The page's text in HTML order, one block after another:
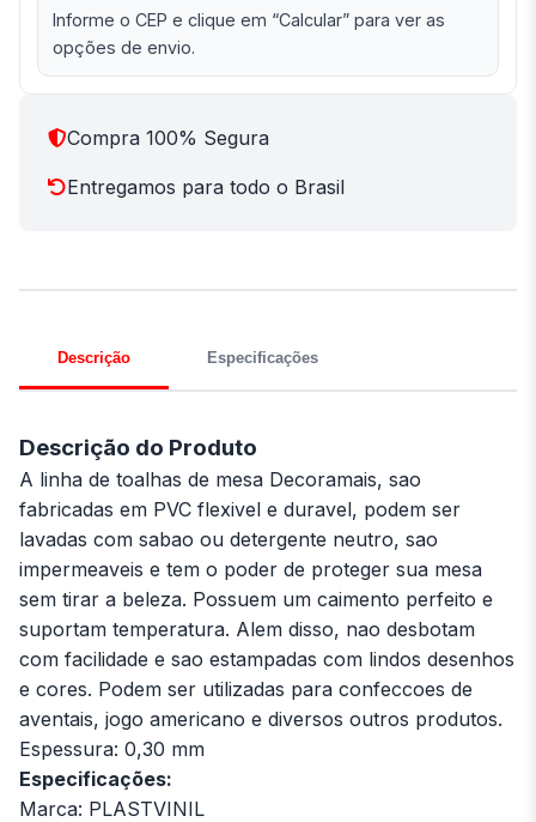
Informe o CEP e clique em “Calcular” para ver as
opções de envio.
Compra 100% Segura
Entregamos para todo o Brasil
Descrição Especificações
Descrição do Produto
A linha de toalhas de mesa Decoramais, sao
fabricadas em PVC flexivel e duravel, podem ser
lavadas com sabao ou detergente neutro, sao
impermeaveis e tem o poder de proteger sua mesa
sem tirar a beleza. Possuem um caimento perfeito e
suportam temperatura. Alem disso, nao desbotam
com facilidade e sao estampadas com lindos desenhos
e cores. Podem ser utilizadas para confeccoes de
aventais, jogo americano e diversos outros produtos.
Espessura: 0,30 mm
Especificações:
Marca: PLASTVINIL